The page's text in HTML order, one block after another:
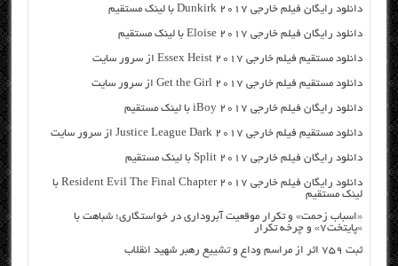
دانلود رایگان فیلم خارجی Dunkirk 2017 با لینک مستقیم
دانلود رایگان فیلم خارجی Eloise 2017 با لینک مستقیم
دانلود مستقیم فیلم خارجی Essex Heist 2017 از سرور سایت
دانلود مستقیم فیلم خارجی Get the Girl 2017 از سرور سایت
دانلود رایگان فیلم خارجی iBoy 2017 با لینک مستقیم
دانلود مستقیم فیلم خارجی Justice League Dark 2017 از سرور سایت
دانلود رایگان فیلم خارجی Split 2017 با لینک مستقیم
دانلود رایگان فیلم خارجی Resident Evil The Final Chapter 2017 با
لینک مستقیم
«اسباب زحمت» و تکرار موقعیت آبروداری در خواستگاری؛ شباهت با
«پایتخت۷» و چرخه تکرار
ثبت ۷۵۹ اثر از مراسم وداع و تشییع رهبر شهید انقلاب